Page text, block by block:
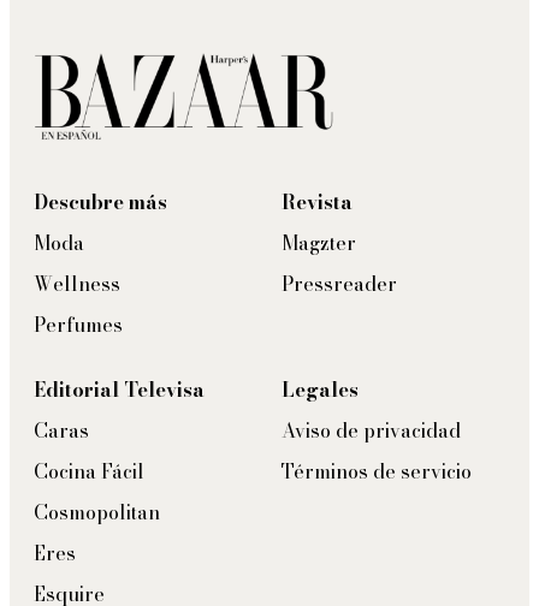
Descubre más
Moda
Wellness
Perfumes
Revista
Magzter
Pressreader
Editorial Televisa
Caras
Cocina Fácil
Cosmopolitan
Eres
Esquire
Legales
Aviso de privacidad
Términos de servicio